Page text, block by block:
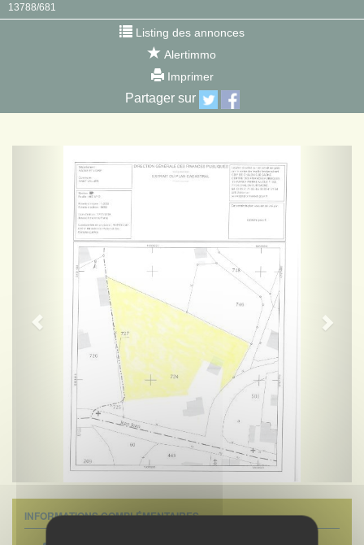
13788/681
Listing des annonces
Alertimmo
Imprimer
Partager sur
INFORMATIONS COMPLÉMENTAIRES